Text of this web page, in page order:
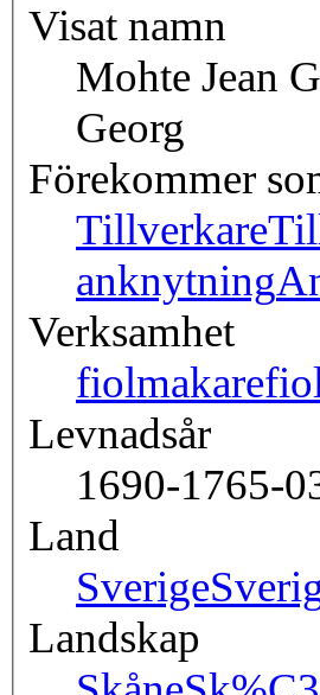
Visat namn
Mohte Jean
Georg
Förekommer
Tillverkare
anknytning
Verksamhet
fiolmakare
Levnadsår
1690-1765-
Land
Sverige
Landskap